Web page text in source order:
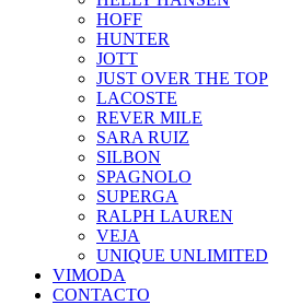
HOFF
HUNTER
JOTT
JUST OVER THE TOP
LACOSTE
REVER MILE
SARA RUIZ
SILBON
SPAGNOLO
SUPERGA
RALPH LAUREN
VEJA
UNIQUE UNLIMITED
VIMODA
CONTACTO